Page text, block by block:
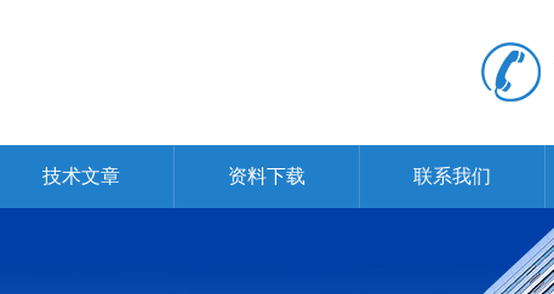
技术文章 资料下载 联系我们